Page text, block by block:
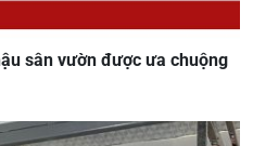
sân vườn được ưa chuộng